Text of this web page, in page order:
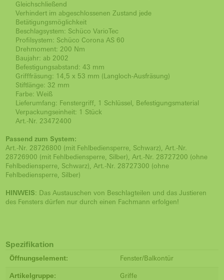
Gleichschließend
Verhindert im abgeschlossenen Zustand jede
Betätigungsmöglichkeit
Beschlagsystem: Schüco VarioTec
Profilsystem: Schüco Corona AS 60
Drehmoment: 200 Nm
Baujahr: ab 2002
Befestigungsabstand: 43 mm
Grifffräsung: 14,5 x 53 mm (Langloch-Ausfräsung)
Stiftlänge: 32 mm
Farbe: Weiß
Lieferumfang: Fenstergriff, 1 Schlüssel, Befestigungsmaterial
Verpackungseinheit: 1 Stück
Art.-Nr. 23472400
Passend zum System:
Art.-Nr. 28726800 (mit Fehlbediensperre, Schwarz), Art.-Nr.
28726900 (mit Fehlbediensperre, Silber), Art.-Nr. 28727200 (ohne
Fehlbediensperre, Schwarz), Art.-Nr. 28727300 (ohne
Fehlbediensperre, Silber)
HINWEIS: Das Austauschen von Beschlagteilen und das Justieren
des Fensters dürfen nur durch einen Fachmann erfolgen!
Spezifikation
Öffnungselement: Fenster/Balkontür
Artikelgruppe: Griffe